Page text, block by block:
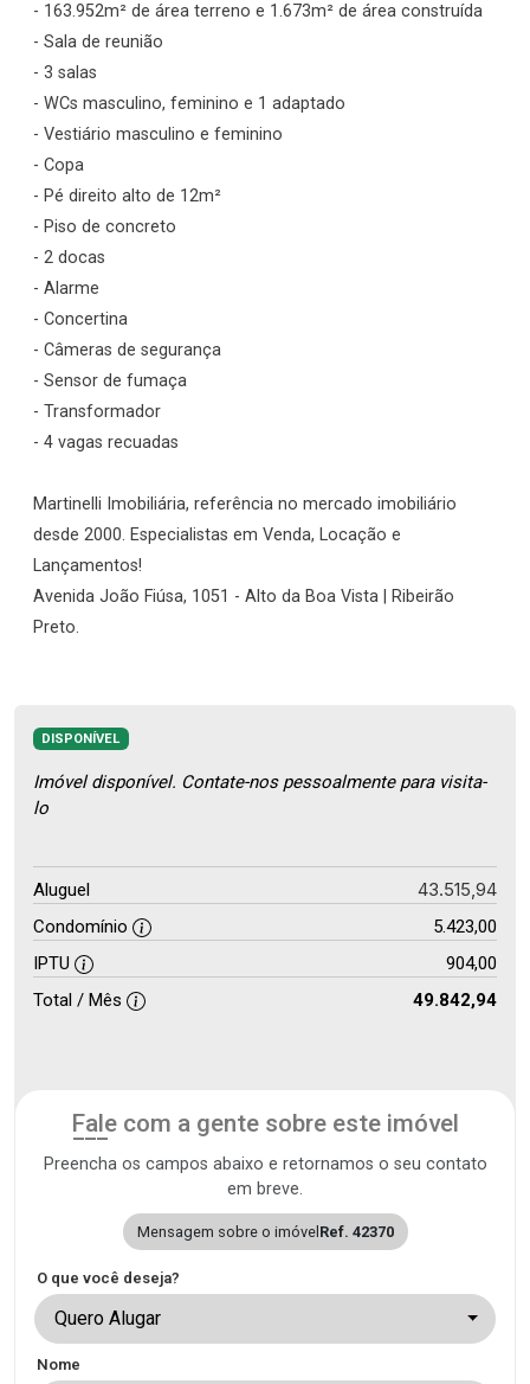
- 163.952m² de área terreno e 1.673m² de área construída
- Sala de reunião
- 3 salas
- WCs masculino, feminino e 1 adaptado
- Vestiário masculino e feminino
- Copa
- Pé direito alto de 12m²
- Piso de concreto
- 2 docas
- Alarme
- Concertina
- Câmeras de segurança
- Sensor de fumaça
- Transformador
- 4 vagas recuadas
Martinelli Imobiliária, referência no mercado imobiliário
desde 2000. Especialistas em Venda, Locação e
Lançamentos!
Avenida João Fiúsa, 1051 - Alto da Boa Vista | Ribeirão
Preto.
DISPONÍVEL
Imóvel disponível. Contate-nos pessoalmente para visita-
lo
Aluguel 43.515,94
Condomínio
5.423,00
IPTU
904,00
Total / Mês
49.842,94
Fale com a gente sobre este imóvel
Preencha os campos abaixo e retornamos o seu contato
em breve.
Mensagem sobre o imóvel Ref. 42370
O que você deseja?
Quero Alugar
Nome